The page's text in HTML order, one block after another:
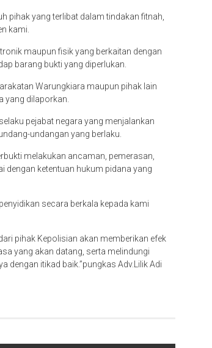
pihak yang terlibat dalam tindakan fitnah,
kami.
maupun fisik yang berkaitan dengan
barang bukti yang diperlukan.
Warungkiara maupun pihak lain
yang dilaporkan.
pejabat negara yang menjalankan
undangan yang berlaku.
melakukan ancaman, pemerasan,
dengan ketentuan hukum pidana yang
secara berkala kepada kami
pihak Kepolisian akan memberikan efek
yang akan datang, serta melindungi
dengan itikad baik.”pungkas Adv.Lilik Adi